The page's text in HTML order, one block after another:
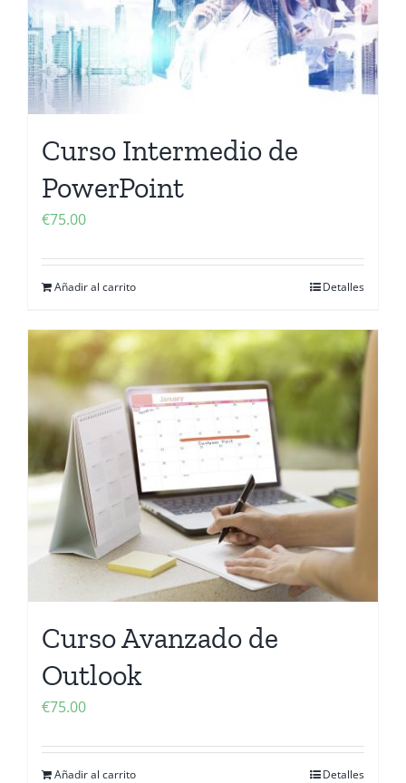
Curso Intermedio de
PowerPoint
€75.00
Añadir al carrito Detalles
Curso Avanzado de
Outlook
€75.00
Añadir al carrito Detalles